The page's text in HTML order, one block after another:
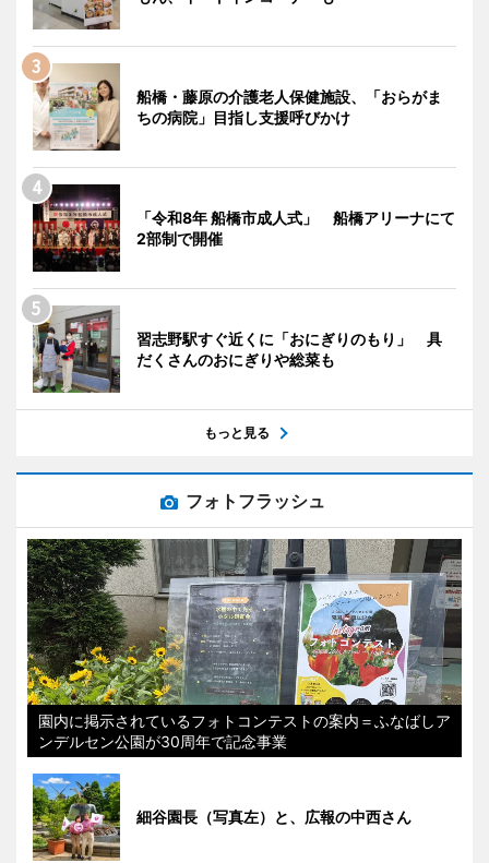
船橋・藤原の介護老人保健施設、「おらがま
ちの病院」目指し支援呼びかけ
「令和8年 船橋市成人式」 船橋アリーナにて
2部制で開催
習志野駅すぐ近くに「おにぎりのもり」 具
だくさんのおにぎりや総菜も
もっと見る
フォトフラッシュ
園内に掲示されているフォトコンテストの案内＝ふなばしア
ンデルセン公園が30周年で記念事業
細谷園長（写真左）と、広報の中西さん